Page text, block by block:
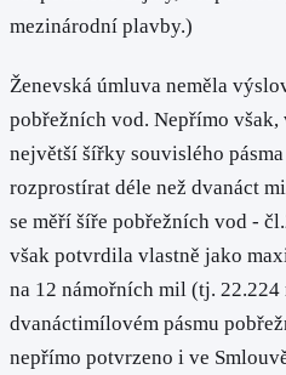
mezinárodní plavby.)
Ženevská úmluva neměla
pobřežních vod. Nepřímo
největší šířky souvislého
rozprostírat déle než dvanáct
se měří šíře pobřežních vod -
však potvrdila vlastně jako
na 12 námořních mil (tj.
dvanáctimílovém pásmu
nepřímo potvrzeno i ve